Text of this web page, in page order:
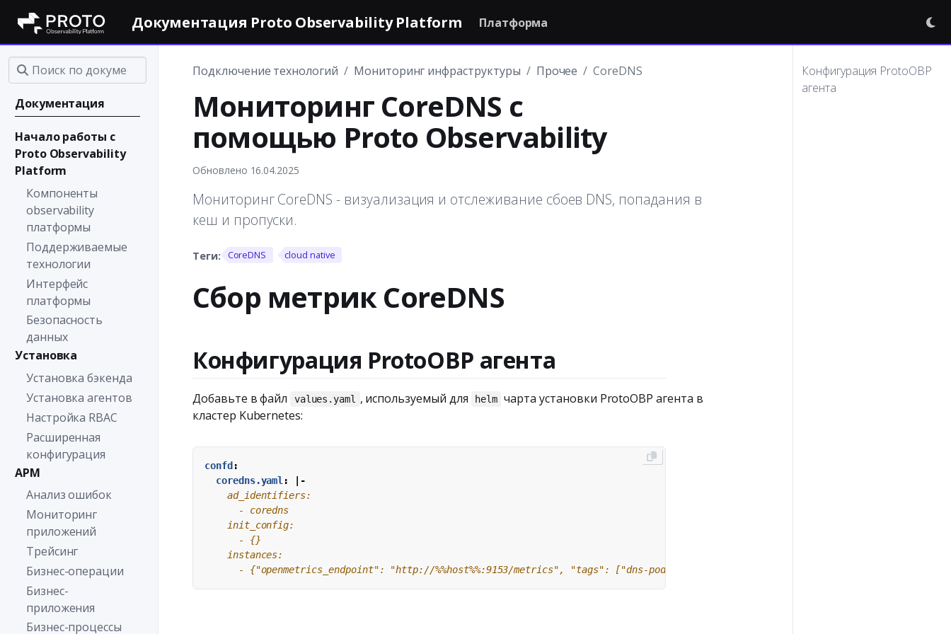
Документация Proto Observability Platform Платформа
Документация
Начало работы с
Proto Observability
Platform
Компоненты
observability
платформы
Поддерживаемые
технологии
Интерфейс
платформы
Безопасность
данных
Установка
Установка бэкенда
Установка агентов
Настройка RBAC
Расширенная
конфигурация
APM
Анализ ошибок
Мониторинг
приложений
Трейсинг
Бизнес-операции
Бизнес-
приложения
Бизнес-процессы
Конфигурация ProtoOBP
агента
Подключение технологий Мониторинг инфраструктуры Прочее CoreDNS
Мониторинг CoreDNS с
помощью Proto Observability
Обновлено 16.04.2025
Мониторинг CoreDNS - визуализация и отслеживание сбоев DNS, попадания в
кеш и пропуски.
CoreDNS cloud native
Сбор метрик CoreDNS
Конфигурация ProtoOBP агента
Добавьте в файл values.yaml , используемый для helm чарта установки ProtoOBP агента в
кластер Kubernetes:
confd :
coredns.yaml :
|-
      - {"openmetrics_endpoint": "http://%%host%%:9153/metrics", "tags": ["dns-pod:%%host%%"]}